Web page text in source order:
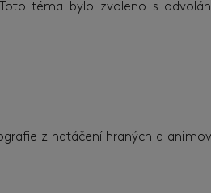
téma bylo zvoleno s
z natáčení hraných a